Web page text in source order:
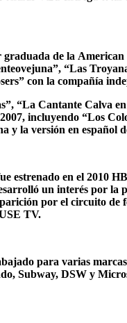
de la
“Las
con la compañía
“La Cantante Calva
incluyendo “Los
y la versión en español
estrenado en el 2010
un interés por
por el circuito
TV.
para varias
Subway, DSW y